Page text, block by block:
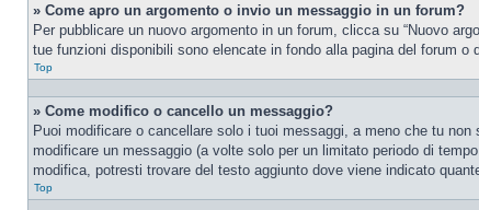
» Come apro un argomento o invio un messaggio in un forum?
Per pubblicare un nuovo argomento in un forum, clicca su “Nuovo
tue funzioni disponibili sono elencate in fondo alla pagina del forum o
Top
» Come modifico o cancello un messaggio?
Puoi modificare o cancellare solo i tuoi messaggi, a meno che tu
modificare un messaggio (a volte solo per un limitato periodo di
modifica, potresti trovare del testo aggiunto dove viene indicato
Top